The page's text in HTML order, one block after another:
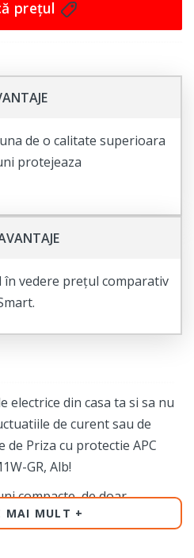
prețul
de o calitate superioara
protejeaza
în vedere prețul comparativ
electrice din casa ta si sa nu
de curent sau de
de Priza cu protectie APC
GR, Alb!
compacte, de doar
de numai 0.13 kg, este
MAI MULT